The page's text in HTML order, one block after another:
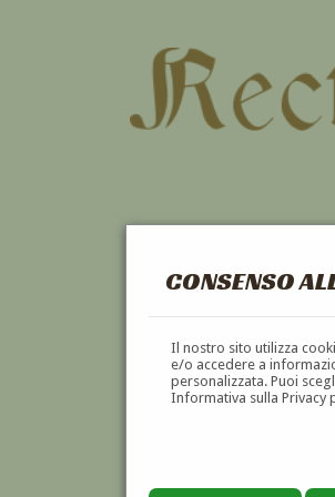
CONSENSO
Il nostro sito utilizza
e/o accedere a
personalizzata. Puoi
Informativa sulla
VIAREGGIO
A